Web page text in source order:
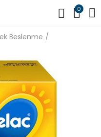
0
Beslenme